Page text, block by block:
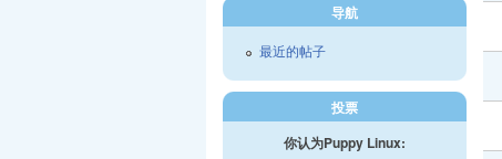
导航
最近的帖子
投票
你认为Puppy Linux: